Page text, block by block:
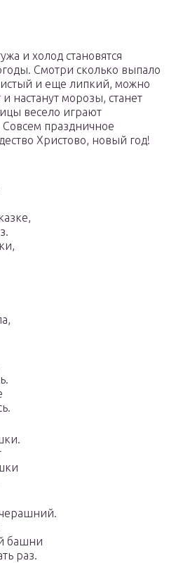
и холод становятся
Смотри сколько выпало
и еще липкий, можно
настанут морозы, станет
весело играют
праздничное
Христово, новый год!
башни
раз.